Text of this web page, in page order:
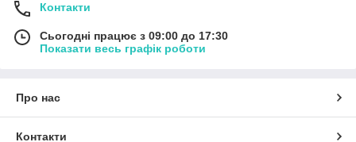
Контакти
Сьогодні працює з 09:00 до 17:30
Показати весь графік роботи
Про нас
Контакти